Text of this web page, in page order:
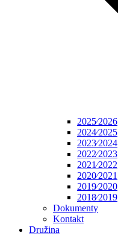
2025⁄2026
2024⁄2025
2023⁄2024
2022⁄2023
2021⁄2022
2020⁄2021
2019⁄2020
2018⁄2019
Dokumenty
Kontakt
Družina